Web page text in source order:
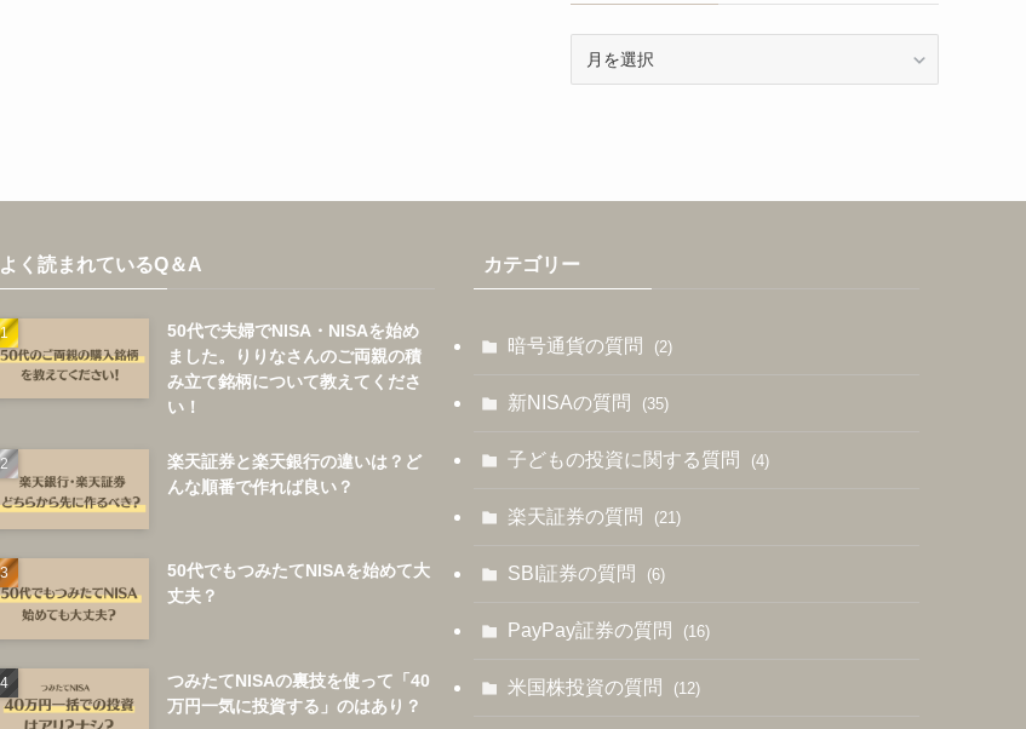
よく読まれているQ＆A
50代で夫婦でNISA・NISAを始め
ました。りりなさんのご両親の積
み立て銘柄について教えてくださ
い！
楽天証券と楽天銀行の違いは？ど
んな順番で作れば良い？
50代でもつみたてNISAを始めて大
丈夫？
つみたてNISAの裏技を使って「40
万円一気に投資する」のはあり？
カテゴリー
暗号通貨の質問 (2)
新NISAの質問 (35)
子どもの投資に関する質問 (4)
楽天証券の質問 (21)
SBI証券の質問 (6)
PayPay証券の質問 (16)
米国株投資の質問 (12)